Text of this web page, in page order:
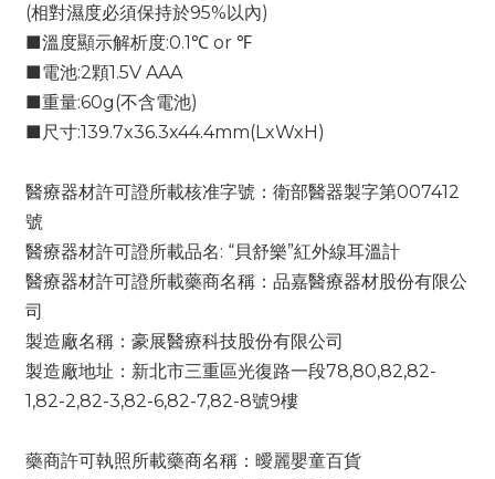
(相對濕度必須保持於95%以內)
■溫度顯示解析度:0.1℃ or ℉
■電池:2顆1.5V AAA
■重量:60g(不含電池)
■尺寸:139.7x36.3x44.4mm(LxWxH)
醫療器材許可證所載核准字號：衛部醫器製字第007412
號
醫療器材許可證所載品名: “貝舒樂”紅外線耳溫計
醫療器材許可證所載藥商名稱：品嘉醫療器材股份有限公
司
製造廠名稱：豪展醫療科技股份有限公司
製造廠地址：新北市三重區光復路一段78,80,82,82-
1,82-2,82-3,82-6,82-7,82-8號9樓
藥商許可執照所載藥商名稱：曖麗嬰童百貨